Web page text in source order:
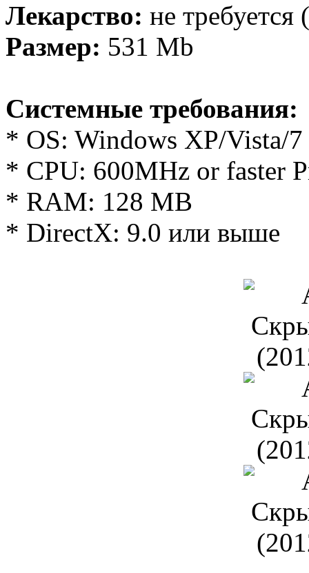
Лекарство: не требуется
Размер: 531 Mb
Системные требования:
* OS: Windows XP/Vista/7
* CPU: 600MHz or faster
* RAM: 128 MB
* DirectX: 9.0 или выше